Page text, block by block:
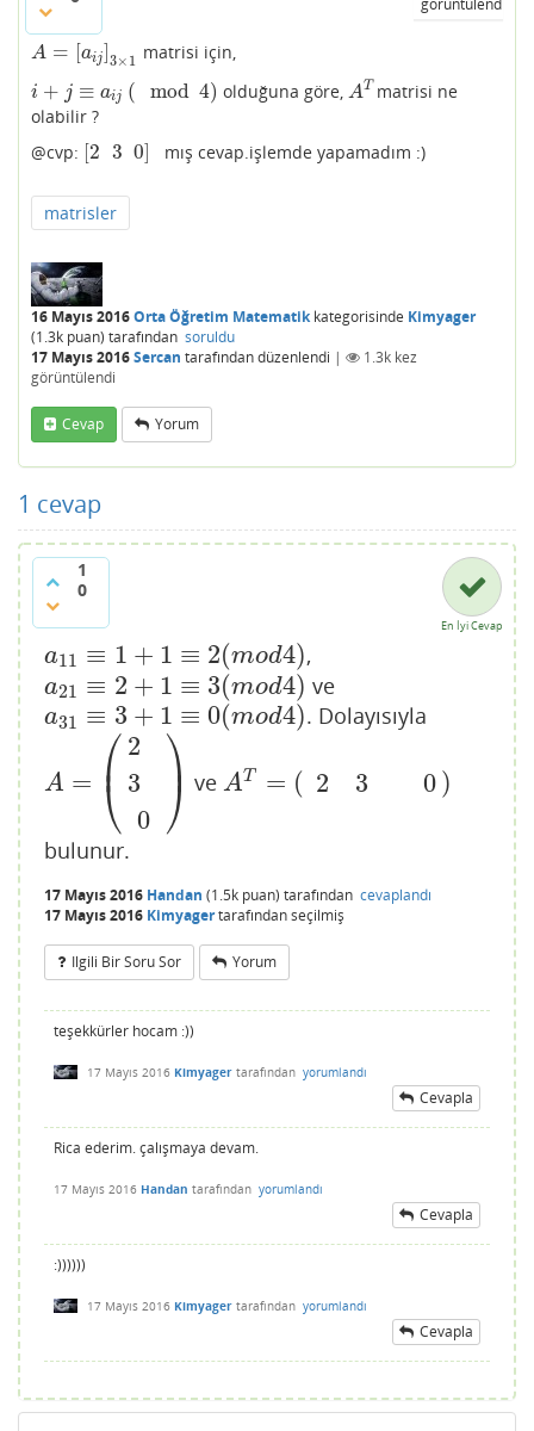
görüntülendi
A = [aij] 3× 1
A= [ai ]3×1 matrisi için,
i + j ≡ aij ( mod 4)
i+j≡ ai (mod4 ) olduğuna göre, AT
AT matrisi ne
olabilir ?
@cvp: [2 3 0]
2 0] mış cevap.işlemde yapamadım :)
matrisler
16 Mayıs 2016Orta Öğretim Matematikkategorisinde Kimyager
(1.3k puan) tarafından soruldu
17 Mayıs 2016Sercan tarafındandüzenlendi | 1.3k kez
görüntülendi
Cevap Yorum
1 cevap
1
0
En İyi Cevap
a11 ≡ 1 + 1 ≡ 2(mod4)
a11 ≡1 +1 ≡2 m od 4) ,
a21 ≡ 2 + 1 ≡ 3(mod4)
a21 ≡2 +1 ≡3 m od 4) ve
a31 ≡ 3 + 1 ≡ 0(mod4)
a31 ≡3 +1 ≡0 m od 4) . Dolayısıyla
A = ⎛
⎝
⎜ 2
3
0
⎞
⎠
⎟
A= (23 0 ve AT = ( 2 3 0)
AT= 23 0
bulunur.
17 Mayıs 2016 Handan (1.5k puan) tarafından cevaplandı
17 Mayıs 2016 Kimyagertarafındanseçilmiş
Ilgili Bir Soru Sor Yorum
teşekkürler hocam :))
17 Mayıs 2016 Kimyager tarafından yorumlandı
Cevapla
Rica ederim. çalışmaya devam.
17 Mayıs 2016 Handan tarafından yorumlandı
Cevapla
:))))))
17 Mayıs 2016 Kimyager tarafından yorumlandı
Cevapla